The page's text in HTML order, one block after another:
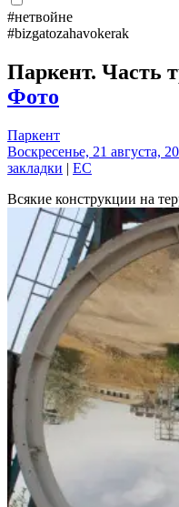
#нетвойне
#bizgatozahavokerak
Паркент. Часть
Фото
Паркент
Воскресенье, 21 августа,
закладки | EC
Всякие конструкции на